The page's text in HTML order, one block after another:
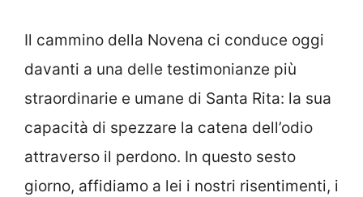
Il cammino della Novena ci conduce oggi
davanti a una delle testimonianze più
straordinarie e umane di Santa Rita: la sua
capacità di spezzare la catena dell’odio
attraverso il perdono. In questo sesto
giorno, affidiamo a lei i nostri risentimenti, i